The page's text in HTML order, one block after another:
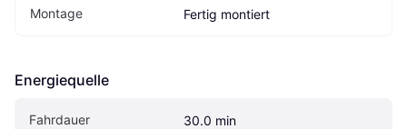
Montage Fertig montiert
Energiequelle
Fahrdauer 30.0 min